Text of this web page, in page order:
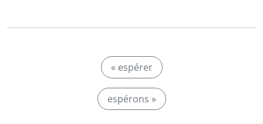
« espérer
espérons »